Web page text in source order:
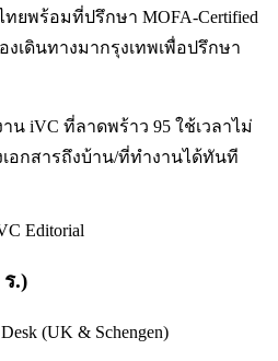
ทยพร้อมที่ปรึกษา MOFA-Certified
เดินทางมากรุงเทพเพื่อปรึกษา
น iVC ที่ลาดพร้าว 95 ใช้เวลาไม่
อกสารถึงบ้าน/ที่ทำงานได้ทันที
Editorial
.)
(UK & Schengen)